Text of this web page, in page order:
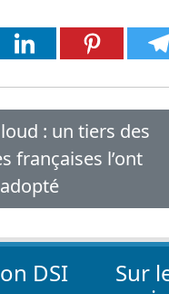
: un tiers des
françaises l’ont
adopté
DSI
Sur